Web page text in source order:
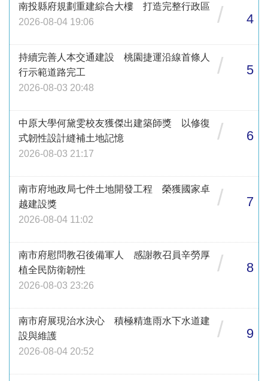
南投縣府規劃重建綜合大樓 打造完整行政區
2026-08-04 19:06
/ 4
持續完善人本交通建設 桃園捷運沿線首條人
行示範道路完工
2026-08-03 20:48
/ 5
中原大學何黛雯校友獲傑出建築師獎 以修復
式韌性設計縫補土地記憶
2026-08-03 21:17
/ 6
南市府地政局七件土地開發工程 榮獲國家卓
越建設獎
2026-08-04 11:02
/ 7
南市府慰問教召後備軍人 感謝教召員辛勞厚
植全民防衛韌性
2026-08-03 23:26
/ 8
南市府展現治水決心 積極精進雨水下水道建
設與維護
2026-08-04 20:52
/ 9